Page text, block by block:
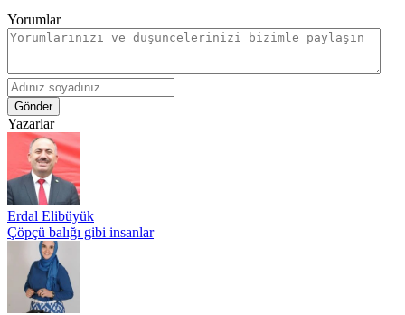
Yorumlar
Gönder
Yazarlar
Erdal Elibüyük
Çöpçü balığı gibi insanlar